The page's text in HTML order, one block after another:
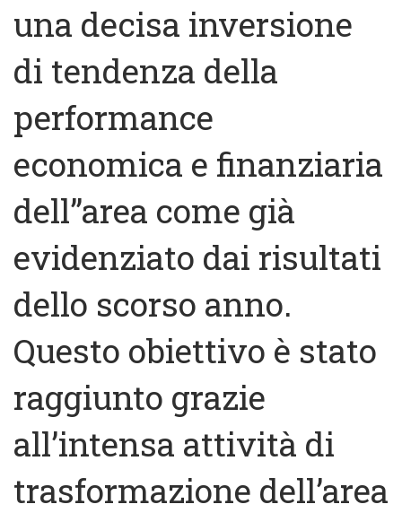
una decisa inversione
di tendenza della
performance
economica e finanziaria
dell’’area come già
evidenziato dai risultati
dello scorso anno.
Questo obiettivo è stato
raggiunto grazie
all’intensa attività di
trasformazione dell’area